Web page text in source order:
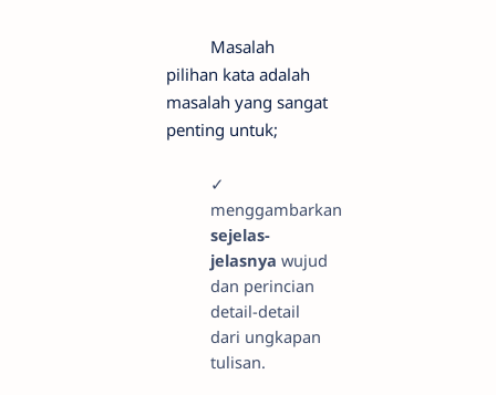
Masalah
pilihan kata adalah
masalah yang sangat
penting untuk;
✓
menggambarkan
sejelas-
jelasnya wujud
dan perincian
detail-detail
dari ungkapan
tulisan.